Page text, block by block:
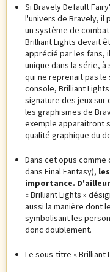
Si Bravely Default
l'univers de Bravely, il
un système de
Brilliant Lights devait
apprécié par les fans,
unique dans la série,
qui ne reprenait pas
console, Brilliant
signature des jeux sur
les graphismes de
exemple apparaitront
qualité graphique du
Dans cet opus
dans Final Fantasy),
importance.
« Brilliant Lights »
aussi la manière dont
symbolisant les
donc doublement.
Le sous-titre « Brilliant